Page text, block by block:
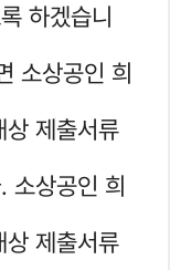
하겠습니
소상공인 희
상 제출서류
소상공인 희
상 제출서류